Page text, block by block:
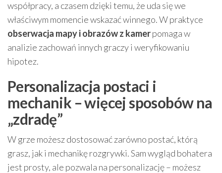
współpracy, a czasem dzięki temu, że uda się we
właściwym momencie wskazać winnego. W praktyce
obserwacja mapy i obrazów z kamerpomaga w
analizie zachowań innych graczy i weryfikowaniu
hipotez.
Personalizacja postaci i
mechanik – więcej sposobów na
„zdradę”
W grze możesz dostosować zarówno postać, którą
grasz, jak i mechanikę rozgrywki. Sam wygląd bohatera
jest prosty, ale pozwala na personalizację – możesz